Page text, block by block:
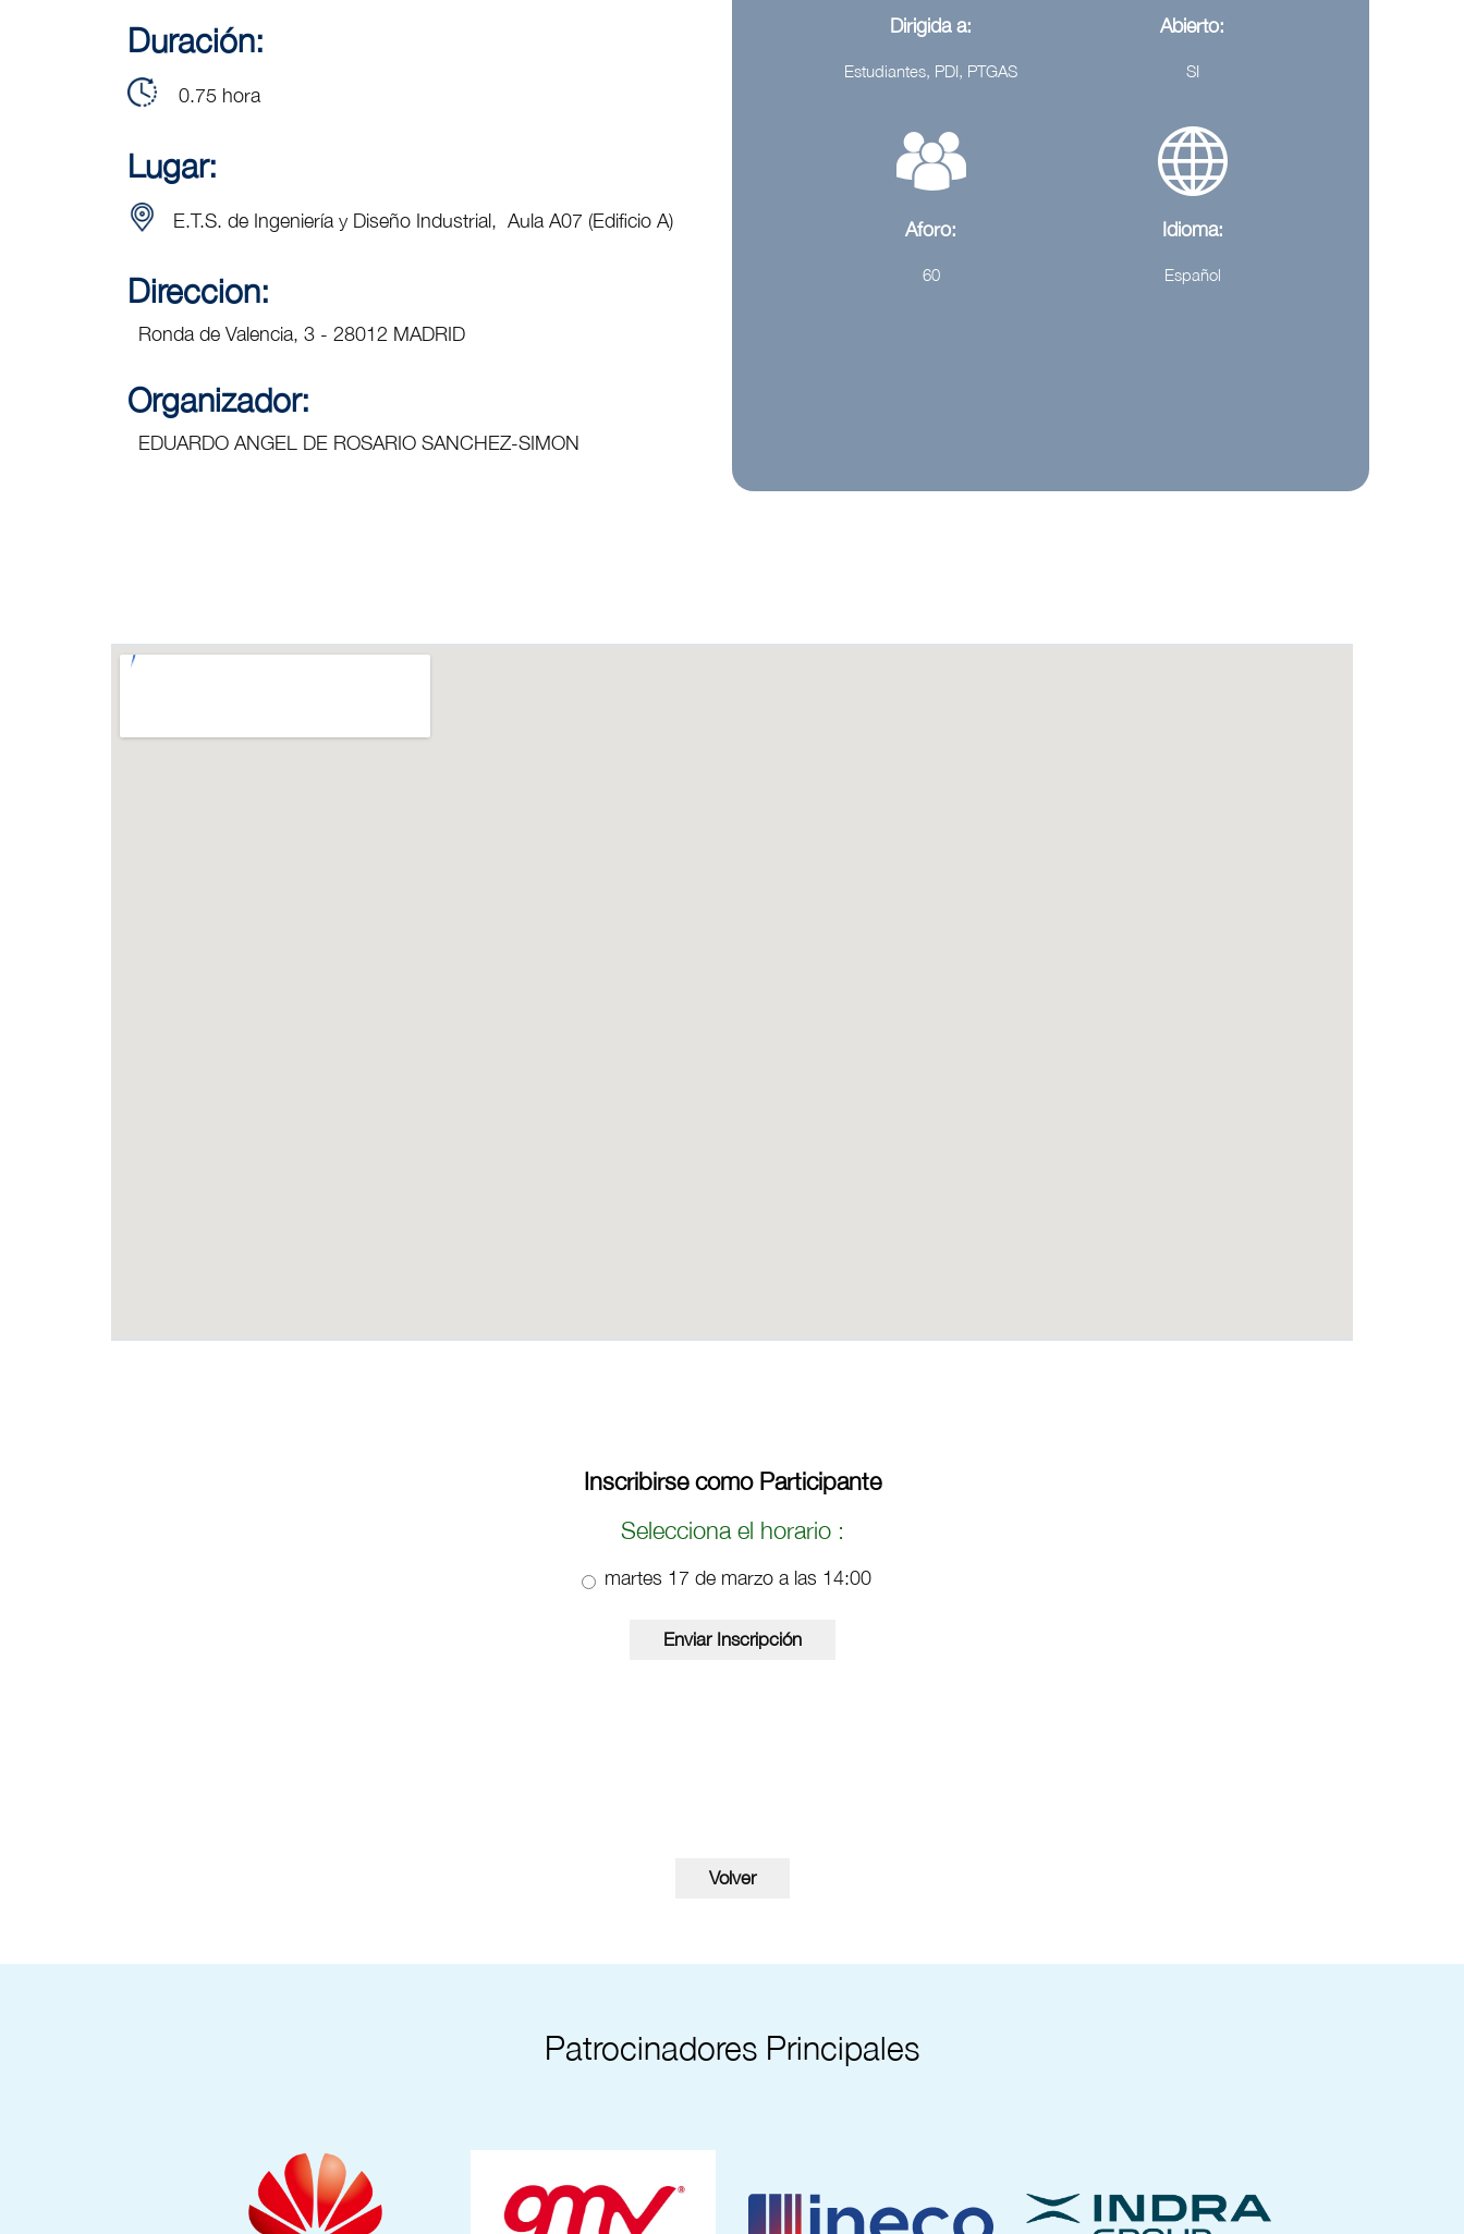
Duración:
0.75 hora
Lugar:
E.T.S. de Ingeniería y Diseño Industrial, Aula A07 (Edificio A)
Direccion:
Ronda de Valencia, 3 - 28012 MADRID
Organizador:
EDUARDO ANGEL DE ROSARIO SANCHEZ-SIMON
Dirigida a:
Estudiantes, PDI, PTGAS
Abierto:
SI
Aforo:
60
Idioma:
Español
Inscribirse como Participante
Selecciona el horario :
martes 17 de marzo a las 14:00
Patrocinadores Principales